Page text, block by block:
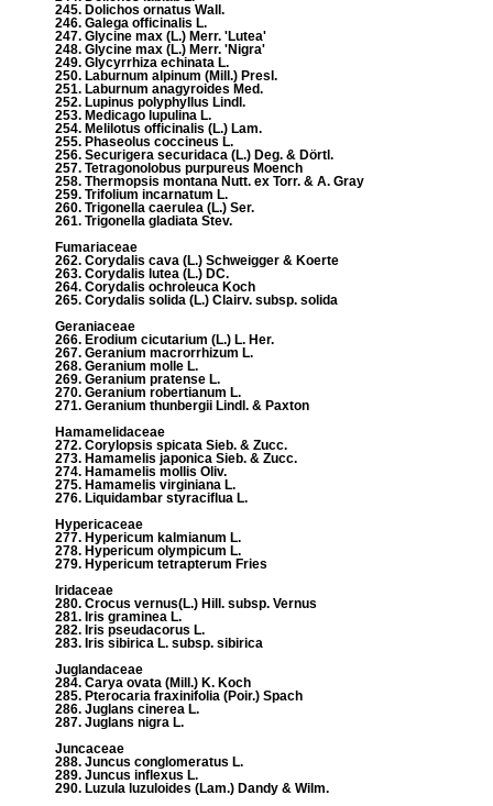
245. Dolichos ornatus Wall.
246. Galega officinalis L.
247. Glycine max (L.) Merr. 'Lutea'
248. Glycine max (L.) Merr. 'Nigra'
249. Glycyrrhiza echinata L.
250. Laburnum alpinum (Mill.) Presl.
251. Laburnum anagyroides Med.
252. Lupinus polyphyllus Lindl.
253. Medicago lupulina L.
254. Melilotus officinalis (L.) Lam.
255. Phaseolus coccineus L.
256. Securigera securidaca (L.) Deg. & Dörtl.
257. Tetragonolobus purpureus Moench
258. Thermopsis montana Nutt. ex Torr. & A. Gray
259. Trifolium incarnatum L.
260. Trigonella caerulea (L.) Ser.
261. Trigonella gladiata Stev.
Fumariaceae
262. Corydalis cava (L.) Schweigger & Koerte
263. Corydalis lutea (L.) DC.
264. Corydalis ochroleuca Koch
265. Corydalis solida (L.) Clairv. subsp. solida
Geraniaceae
266. Erodium cicutarium (L.) L. Her.
267. Geranium macrorrhizum L.
268. Geranium molle L.
269. Geranium pratense L.
270. Geranium robertianum L.
271. Geranium thunbergii Lindl. & Paxton
Hamamelidaceae
272. Corylopsis spicata Sieb. & Zucc.
273. Hamamelis japonica Sieb. & Zucc.
274. Hamamelis mollis Oliv.
275. Hamamelis virginiana L.
276. Liquidambar styraciflua L.
Hypericaceae
277. Hypericum kalmianum L.
278. Hypericum olympicum L.
279. Hypericum tetrapterum Fries
Iridaceae
280. Crocus vernus(L.) Hill. subsp. Vernus
281. Iris graminea L.
282. Iris pseudacorus L.
283. Iris sibirica L. subsp. sibirica
Juglandaceae
284. Carya ovata (Mill.) K. Koch
285. Pterocaria fraxinifolia (Poir.) Spach
286. Juglans cinerea L.
287. Juglans nigra L.
Juncaceae
288. Juncus conglomeratus L.
289. Juncus inflexus L.
290. Luzula luzuloides (Lam.) Dandy & Wilm.